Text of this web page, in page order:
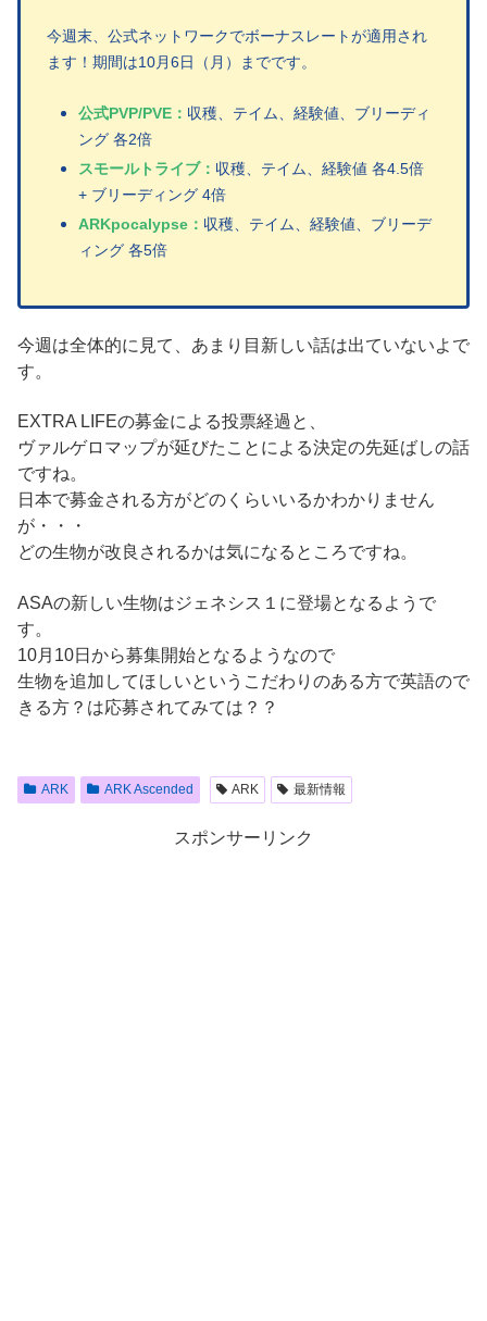
今週末、公式ネットワークでボーナスレートが適用され
ます！期間は10月6日（月）までです。
公式PVP/PVE： 収穫、テイム、経験値、ブリーディ
ング 各2倍
スモールトライブ： 収穫、テイム、経験値 各4.5倍
+ ブリーディング 4倍
ARKpocalypse： 収穫、テイム、経験値、ブリーデ
ィング 各5倍
今週は全体的に見て、あまり目新しい話は出ていないよで
す。
EXTRA LIFEの募金による投票経過と、
ヴァルゲロマップが延びたことによる決定の先延ばしの話
ですね。
日本で募金される方がどのくらいいるかわかりません
が・・・
どの生物が改良されるかは気になるところですね。
ASAの新しい生物はジェネシス１に登場となるようで
す。
10月10日から募集開始となるようなので
生物を追加してほしいというこだわりのある方で英語ので
きる方？は応募されてみては？？
ARK ARK Ascended ARK 最新情報
スポンサーリンク